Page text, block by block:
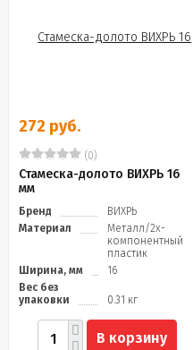
272 руб.
(0)
Стамеска-долото ВИХРЬ 16
мм
Бренд
ВИХРЬ
Материал
Металл/2х-
компонентный
пластик
Ширина, мм
16
Вес без
упаковки
0.31 кг
В корзину